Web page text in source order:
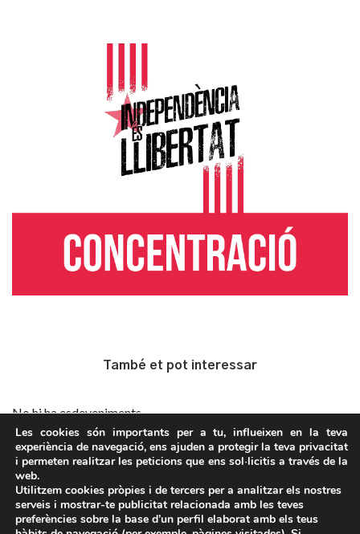
També et pot interessar
No hi ha esdeveniments
Avís legal
Política de privacitat
Política de Cookies
Les cookies són importants per a tu, influeixen en la teva
experiència de navegació, ens ajuden a protegir la teva privacitat
i permeten realitzar les peticions que ens sol·licitis a través de la
web.
Utilitzem cookies pròpies i de tercers per a analitzar els nostres
serveis i mostrar-te publicitat relacionada amb les teves
preferències sobre la base d’un perfil elaborat amb els teus